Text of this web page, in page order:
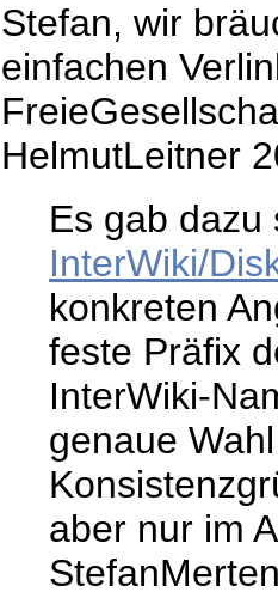
Stefan, wir
einfachen
HelmutLeitner
Es gab dazu
InterWiki/
konkreten
feste Präfix
InterWiki-
genaue
aber nur im